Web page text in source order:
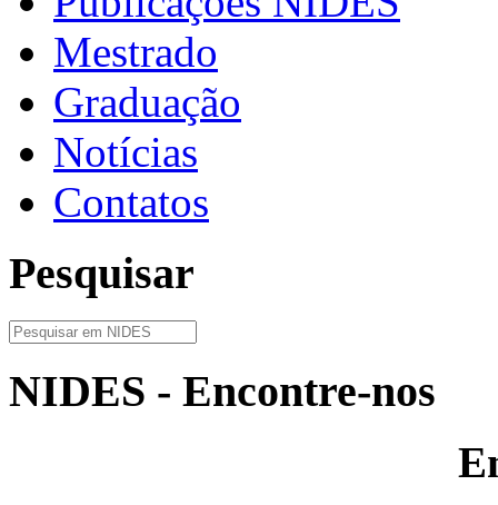
Mestrado
Graduação
Notícias
Contatos
Pesquisar
NIDES - Encontre-nos